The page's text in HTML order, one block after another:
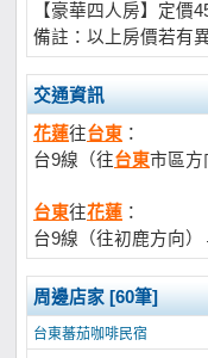
【豪華四人房】定
備註：以上房價若有
交通資訊
花蓮往台東 ：
台9線（往台東市區
台東往花蓮 ：
台9線（往初鹿方向
周邊店家 [60筆]
台東蕃茄咖啡民宿